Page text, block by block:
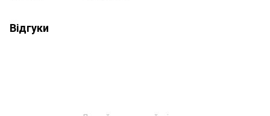
Відгуки